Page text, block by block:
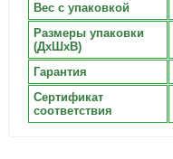
Вес с упаковкой
Размеры упаковки
(ДxШxВ)
Гарантия
Сертификат
соответствия